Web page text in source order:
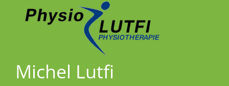
Michel Lutfi